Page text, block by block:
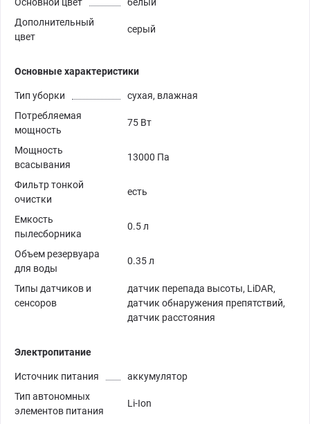
Дополнительный
цвет
серый
Основные характеристики
Тип уборки
сухая, влажная
Потребляемая
мощность
75 Вт
Мощность
всасывания
13000 Па
Фильтр тонкой
очистки
есть
Емкость
пылесборника
0.5 л
Объем резервуара
для воды
0.35 л
Типы датчиков и
сенсоров
датчик перепада высоты, LiDAR,
датчик обнаружения препятствий,
датчик расстояния
Электропитание
Источник питания
аккумулятор
Тип автономных
элементов питания
Li-Ion